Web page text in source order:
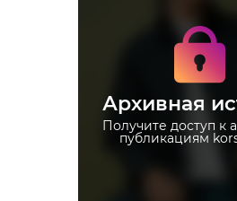
Архивная
Получите доступ к
публикациям
архивным
korshynoff
Не отвлекайтесь
рекламу
Загружайте
ограничений